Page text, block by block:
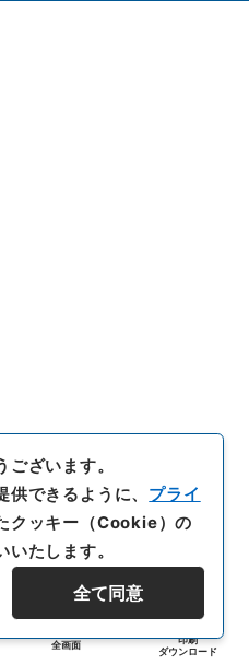
全画面
印刷
ダウンロード
ざいます。
できるように、 プライ
クッキー（Cookie）の
たします。
全て同意